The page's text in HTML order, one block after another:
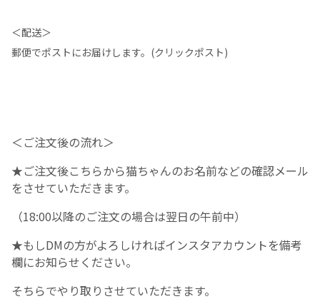
＜配送＞
郵便でポストにお届けします。(クリックポスト)
＜ご注文後の流れ＞
★ご注文後こちらから猫ちゃんのお名前などの確認メール
をさせていただきます。
（18:00以降のご注文の場合は翌日の午前中）
★もしDMの方がよろしければインスタアカウントを備考
欄にお知らせください。
そちらでやり取りさせていただきます。